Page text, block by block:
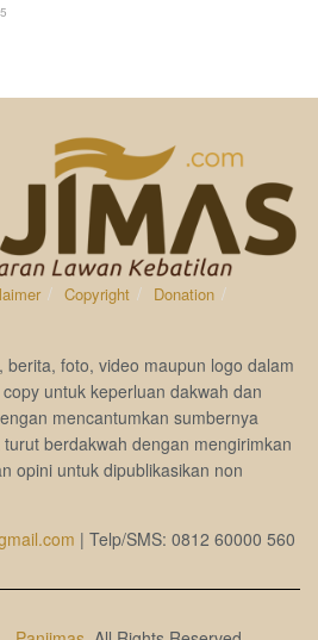
Copyright
Donation
berita, foto, video maupun logo dalam
untuk keperluan dakwah dan
mencantumkan sumbernya
berdakwah dengan mengirimkan
opini untuk dipublikasikan non
| Telp/SMS: 0812 60000 560